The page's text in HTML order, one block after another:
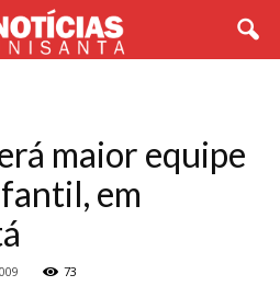
maior equipe
em
73